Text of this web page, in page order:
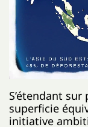
S’étendant
superficie
initiative